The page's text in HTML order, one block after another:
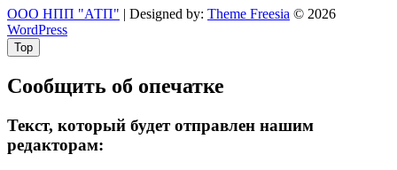
ООО НПП "АТП" | Designed by: Theme Freesia © 2026
WordPress
Top
Сообщить об опечатке
Текст, который будет отправлен нашим
редакторам: